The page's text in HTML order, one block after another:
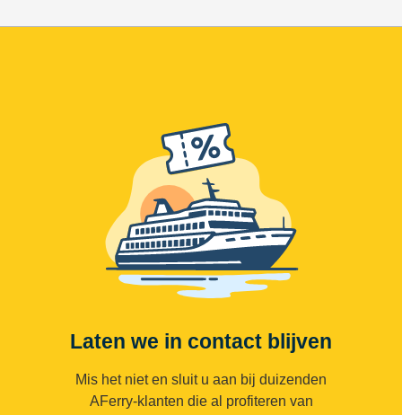
Laten we in contact blijven
Mis het niet en sluit u aan bij duizenden
AFerry-klanten die al profiteren van